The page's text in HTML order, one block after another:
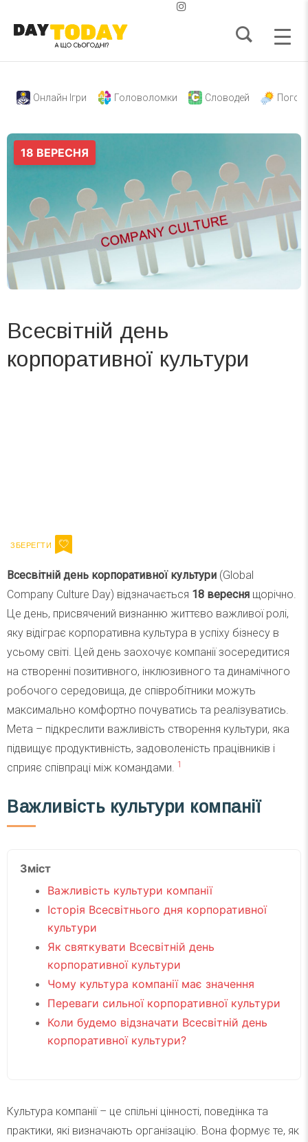
Онлайн Ігри Головоломки Словодей
Всесвітній день
корпоративної культури
Всесвітній день корпоративної культури (Global
Company Culture Day) відзначається 18 вересня щорічно.
Це день, присвячений визнанню життєво важливої ролі,
яку відіграє корпоративна культура в успіху бізнесу в
усьому світі. Цей день заохочує компанії зосередитися
на створенні позитивного, інклюзивного та динамічного
робочого середовища, де співробітники можуть
максимально комфортно почуватись та реалізуватись.
Мета – підкреслити важливість створення культури, яка
підвищує продуктивність, задоволеність працівників і
сприяє співпраці між командами. 1
Важливість культури компанії
Зміст
Важливість культури компанії
Історія Всесвітнього дня корпоративної
культури
Як святкувати Всесвітній день
корпоративної культури
Чому культура компанії має значення
Переваги сильної корпоративної культури
Коли будемо відзначати Всесвітній день
корпоративної культури?
Культура компанії – це спільні цінності, поведінка та
практики, які визначають організацію. Вона формує те, як